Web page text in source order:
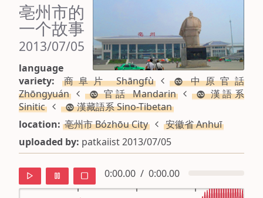
亳州市的
一个故事
2013/07/05
language
variety:商阜片 Shāngfù
中原官話
Zhōngyuán
官話 Mandarin
漢語系
Sinitic
漢藏語系 Sino-Tibetan
location: 亳州市 Bózhōu City
安徽省 Anhuī
uploaded by: patkaiist 2013/07/05
0:00.00 / 0:00.00